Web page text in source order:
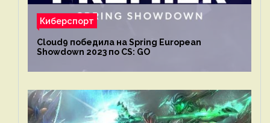
Киберспорт
Cloud9 победила на Spring European
Showdown 2023 по CS: GO